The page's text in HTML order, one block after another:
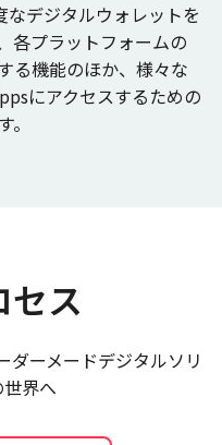
デジタルウォレットを
各プラットフォームの
る機能のほか、様々な
にアクセスするための
セス
ダーメードデジタルソリ
界へ――